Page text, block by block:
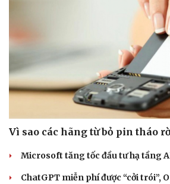
Vì sao các hãng từ bỏ pin tháo
Microsoft tăng tốc đầu tư hạ tầng
ChatGPT miễn phí được “cởi trói”,